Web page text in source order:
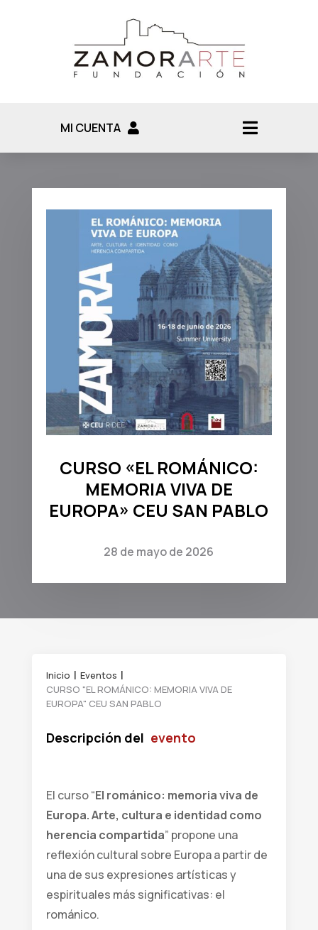
MI CUENTA
CURSO «EL ROMÁNICO:
MEMORIA VIVA DE
EUROPA» CEU SAN PABLO
28 de mayo de 2026
Inicio
Eventos
CURSO "EL ROMÁNICO: MEMORIA VIVA DE
EUROPA" CEU SAN PABLO
Descripción del evento
El curso “El románico: memoria viva de
Europa. Arte, cultura e identidad como
herencia compartida” propone una
reflexión cultural sobre Europa a partir de
una de sus expresiones artísticas y
espirituales más significativas: el
románico.